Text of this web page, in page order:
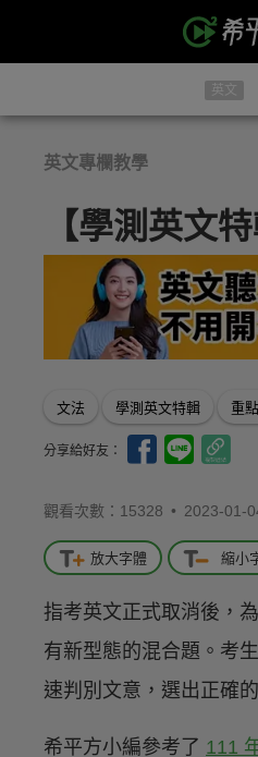
英文
英文專欄教學
【學測英文
文法 學測英文特輯 重
分享給好友：
觀看次數：15328 • 2023-01-
放大字體 縮小
指考英文正式取消後，
有新型態的混合題。考
速判別文意，選出正確
希平方小編參考了 111